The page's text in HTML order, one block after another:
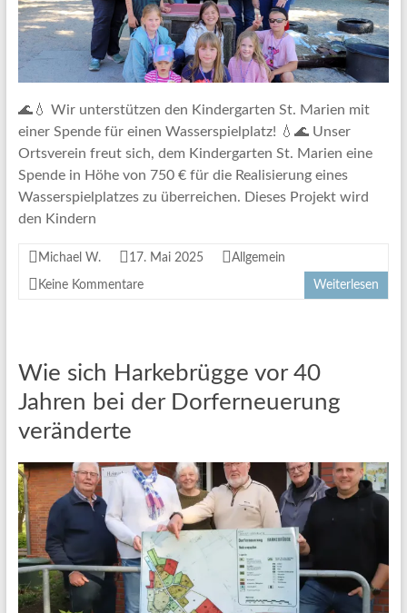
🌊💧 Wir unterstützen den Kindergarten St. Marien mit
einer Spende für einen Wasserspielplatz! 💧🌊 Unser
Ortsverein freut sich, dem Kindergarten St. Marien eine
Spende in Höhe von 750 € für die Realisierung eines
Wasserspielplatzes zu überreichen. Dieses Projekt wird
den Kindern
Michael W. 17. Mai 2025 Allgemein
Keine Kommentare Weiterlesen
Wie sich Harkebrügge vor 40
Jahren bei der Dorferneuerung
veränderte